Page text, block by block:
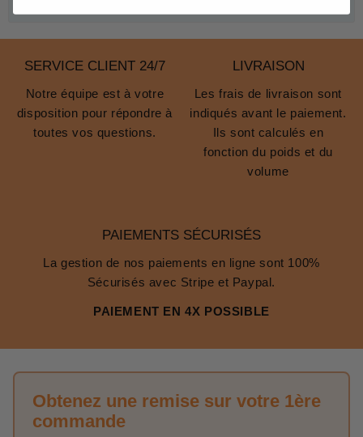
SERVICE CLIENT 24/7
Notre équipe est à votre
disposition pour répondre à
toutes vos questions.
LIVRAISON
Les frais de livraison sont
indiqués avant le paiement.
Ils sont calculés en
fonction du poids et du
volume
PAIEMENTS SÉCURISÉS
La gestion de nos paiements en ligne sont 100%
Sécurisés avec Stripe et Paypal.
PAIEMENT EN 4X POSSIBLE
Obtenez une remise sur votre 1ère
commande